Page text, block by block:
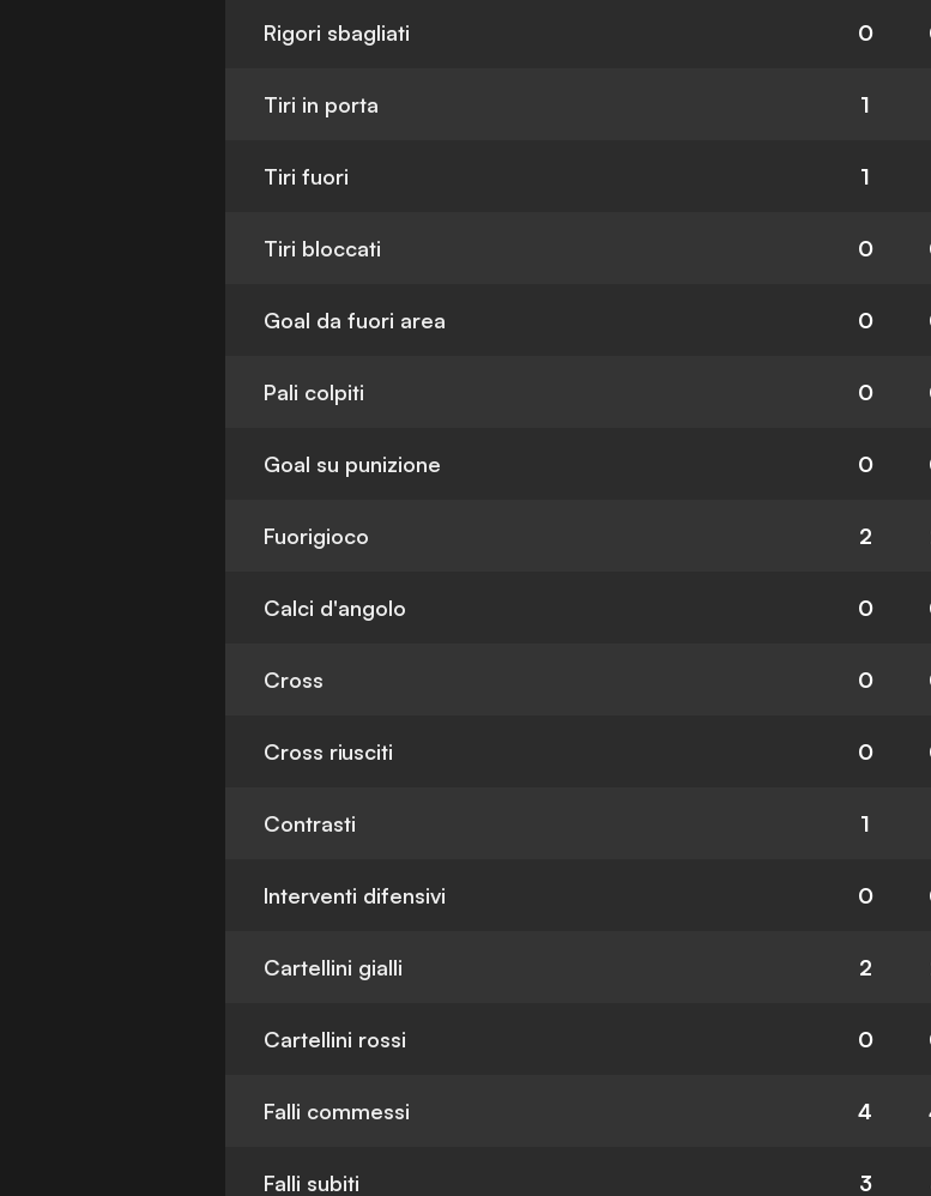
Rigori sbagliati 0
Tiri in porta 1
Tiri fuori 1
Tiri bloccati 0
Goal da fuori area 0
Pali colpiti 0
Goal su punizione 0
Fuorigioco 2
Calci d'angolo 0
Cross 0
Cross riusciti 0
Contrasti 1
Interventi difensivi 0
Cartellini gialli 2
Cartellini rossi 0
Falli commessi 4
Falli subiti 3